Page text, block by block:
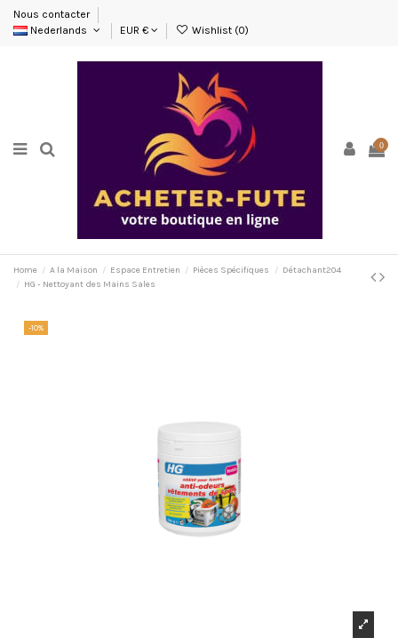
Nous contacter
Nederlands
EUR € Wishlist (0)
0
Home A la Maison Espace Entretien Pièces Spécifiques
Détachant204
HG - Nettoyant des Mains Sales
-10%